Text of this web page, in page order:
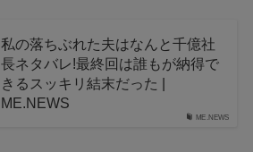
ME.NEWS
私の落ちぶれた夫はなんと千億社
長ネタバレ!最終回は誰もが納得で
きるスッキリ結末だった |
ME.NEWS